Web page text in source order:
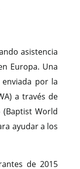
asistencia
Europa. Una
por la
a través de
World
ayudar a los
de 2015